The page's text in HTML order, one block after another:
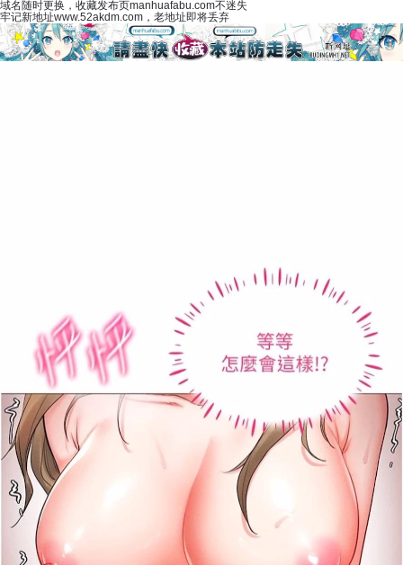
域名随时更换，收藏发布页manhuafabu.com不迷失
牢记新地址www.52akdm.com，老地址即将丢弃